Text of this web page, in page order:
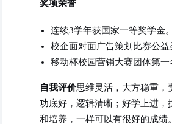
奖项荣誉
连续3学年获国家一等奖学金
校企面对面广告策划比赛公
移动杯校园营销大赛团体第一
自我评价思维灵活，大方稳重，
功底好，逻辑清晰；好学上进
和培养，一样可以有很好的成绩